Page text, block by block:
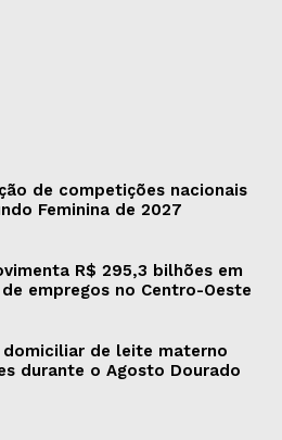
de competições nacionais
Feminina de 2027
R$ 295,3 bilhões em
empregos no Centro-Oeste
de leite materno
durante o Agosto Dourado